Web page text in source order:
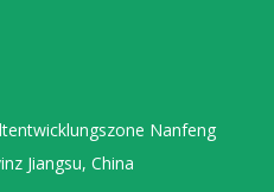
Nanfeng
Jiangsu, China